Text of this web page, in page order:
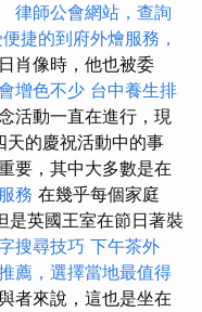
律師公會網站，查詢
捷的到府外燴服務，
肖像時，他也被委
增色不少 台中養生排
活動一直在進行，現
的慶祝活動中的事
要，其中大多數是在
務 在幾乎每個家庭
是英國王室在節日著裝
搜尋技巧 下午茶外
薦，選擇當地最值得
者來說，這也是坐在